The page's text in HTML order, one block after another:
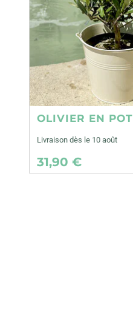
OLIVIER EN POT
Livraison dès le 10 août
31,90 €